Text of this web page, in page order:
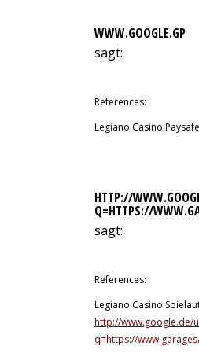
WWW.GOOGLE.GP
sagt:
References:
Legiano Casino
HTTP://
Q=HTTPS://
sagt:
References:
Legiano Casino
http://www.google.de/
q=https://